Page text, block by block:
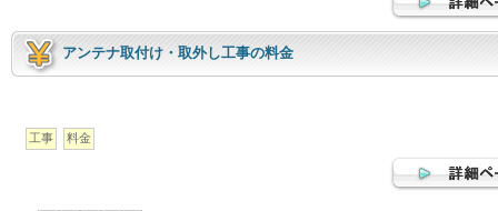
アンテナ取付け・取外し工事の料金
工事 料金